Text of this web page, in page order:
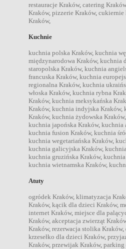
restauracje Kraków, catering Kraków
Kraków, pizzerie Kraków, cukiernie
Kraków,
Kuchnie
kuchnia polska Kraków, kuchnia
międzynarodowa Kraków, kuchnia
staropolska Kraków, kuchnia
francuska Kraków, kuchnia
regionalna Kraków, kuchnia
włoska Kraków, kuchnia rybna
Kraków, kuchnia meksykańska
Kraków, kuchnia indyjska Kraków,
Kraków, kuchnia żydowska Kraków,
kuchnia japońska Kraków, kuchnia
kuchnia fusion Kraków, kuchnia
kuchnia wegetariańska Kraków,
kuchnia galicyjska Kraków,
kuchnia gruzińska Kraków,
kuchnia wietnamska Kraków,
Atuty
ogródek Kraków, klimatyzacja
Kraków, kącik dla dzieci Kraków,
internet Kraków, miejsce dla
Kraków, akceptacja zwierząt
Kraków, rezerwacja stolika Kraków,
krzesełko dla dzieci Kraków,
Kraków, przewijak Kraków, parking